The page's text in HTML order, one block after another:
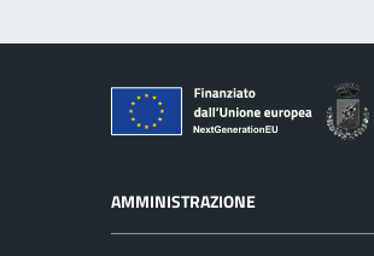
AMMINISTRAZIONE